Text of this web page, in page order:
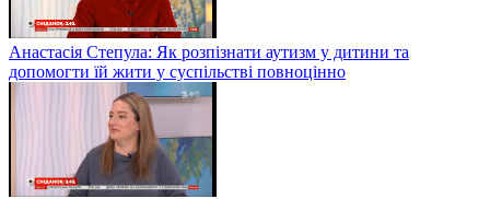
Анастасія Степула: Як розпізнати аутизм у дитини та
допомогти їй жити у суспільстві повноцінно